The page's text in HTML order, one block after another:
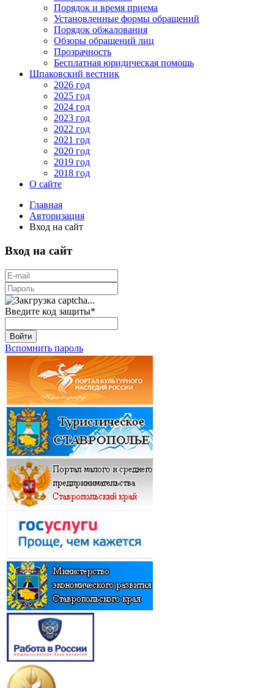
Порядок и время приема
Установленные формы обращений
Порядок обжалования
Обзоры обращений лиц
Прозрачность
Бесплатная юридическая помощь
Шпаковский вестник
2026 год
2025 год
2024 год
2023 год
2022 год
2021 год
2020 год
2019 год
2018 год
О сайте
Главная
Авторизация
Вход на сайт
Вход на сайт
Введите код защиты*
Войти
Вспомнить пароль